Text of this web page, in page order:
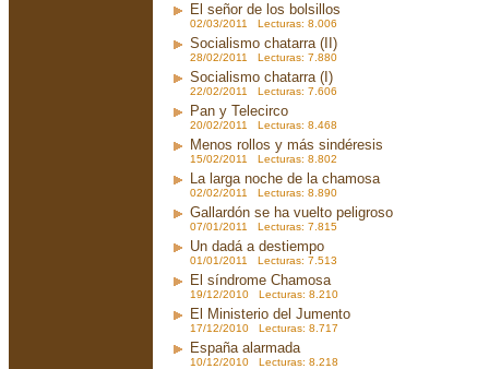
El señor de los bolsillos
02/03/2011 Lecturas: 8.006
Socialismo chatarra (II)
28/02/2011 Lecturas: 7.880
Socialismo chatarra (I)
22/02/2011 Lecturas: 7.606
Pan y Telecirco
20/02/2011 Lecturas: 8.468
Menos rollos y más sindéresis
15/02/2011 Lecturas: 8.802
La larga noche de la chamosa
02/02/2011 Lecturas: 8.890
Gallardón se ha vuelto peligroso
07/01/2011 Lecturas: 7.815
Un dadá a destiempo
01/01/2011 Lecturas: 7.513
El síndrome Chamosa
19/12/2010 Lecturas: 8.210
El Ministerio del Jumento
17/12/2010 Lecturas: 8.717
España alarmada
10/12/2010 Lecturas: 8.218